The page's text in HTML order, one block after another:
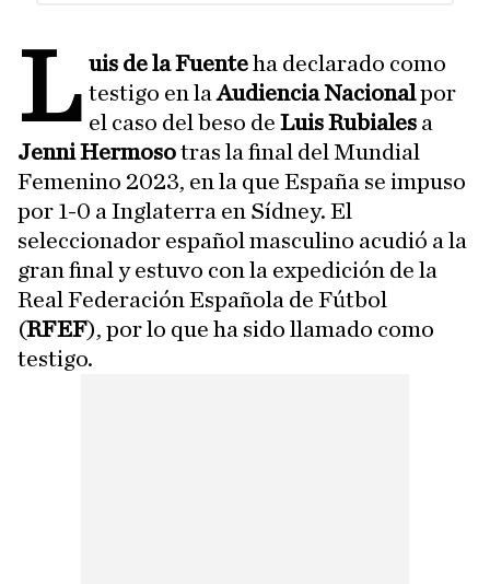
L uis de la Fuenteha declarado como
testigo en laAudiencia Nacionalpor
el caso del beso deLuis Rubiales a
Jenni Hermosotras la final del Mundial
Femenino 2023, en la que España se impuso
por 1-0 a Inglaterra en Sídney. El
seleccionador español masculino acudió a la
gran final y estuvo con la expedición de la
Real Federación Española de Fútbol
(RFEF), por lo que ha sido llamado como
testigo.